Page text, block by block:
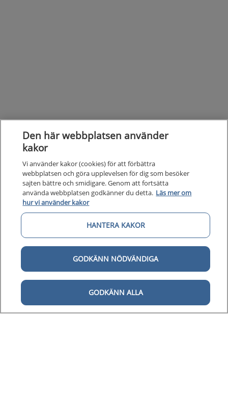
Kunskapsstöd
Om 1177 för vårdpersonal
Digital tillgänglighet
Till startsidan för 1177 för
för vårdpersonal
Den här webbplatsen använder
kakor
Vi använder kakor (cookies) för att förbättra
webbplatsen och göra upplevelsen för dig som besöker
sajten bättre och smidigare. Genom att fortsätta
använda webbplatsen godkänner du detta. Läs mer om
hur vi använder kakor
HANTERA KAKOR
GODKÄNN NÖDVÄNDIGA
GODKÄNN ALLA